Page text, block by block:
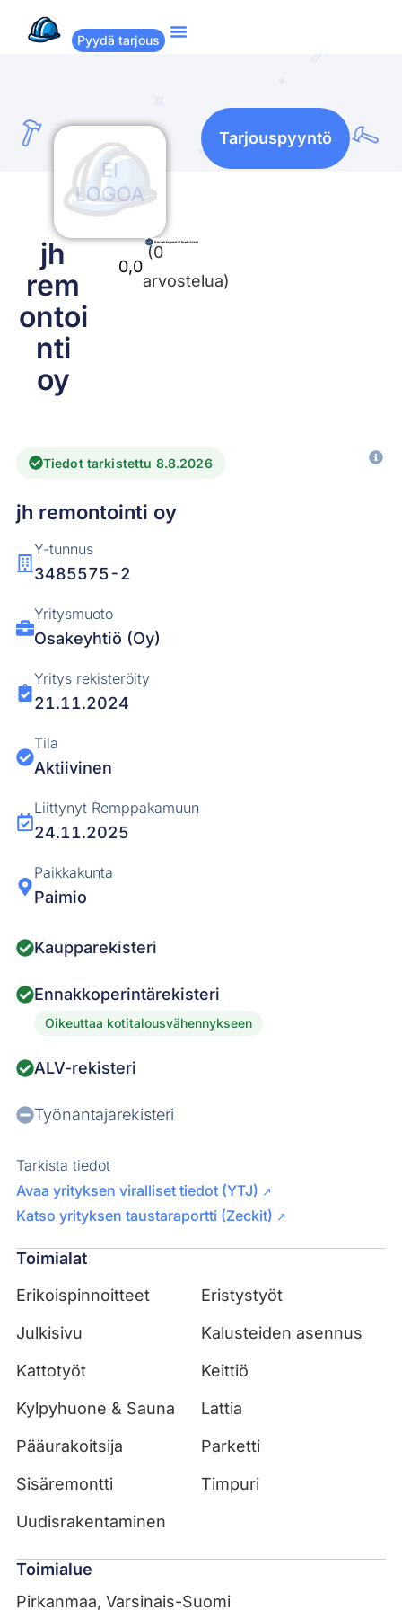
Pyydä tarjous
jh
rem
ontoi
nti
oy
0,0
(0
arvostelua)
Tarjouspyyntö
Tiedot tarkistettu 8.8.2026
jh remontointi oy
Y-tunnus
3485575-2
Yritysmuoto
Osakeyhtiö (Oy)
Yritys rekisteröity
21.11.2024
Tila
Aktiivinen
Liittynyt Remppakamuun
24.11.2025
Paikkakunta
Paimio
Kaupparekisteri
Ennakkoperintärekisteri
Oikeuttaa kotitalousvähennykseen
ALV-rekisteri
Työnantajarekisteri
Tarkista tiedot
Avaa yrityksen viralliset tiedot (YTJ) ↗
Katso yrityksen taustaraportti (Zeckit) ↗
Toimialat
Erikoispinnoitteet
Eristystyöt
Julkisivu
Kalusteiden asennus
Kattotyöt
Keittiö
Kylpyhuone & Sauna
Lattia
Pääurakoitsija
Parketti
Sisäremontti
Timpuri
Uudisrakentaminen
Toimialue
Pirkanmaa, Varsinais-Suomi